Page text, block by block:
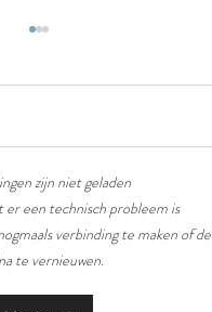
lantaarn festival
zijn niet geladen
een technisch probleem is
verbinding te maken of de
te vernieuwen.